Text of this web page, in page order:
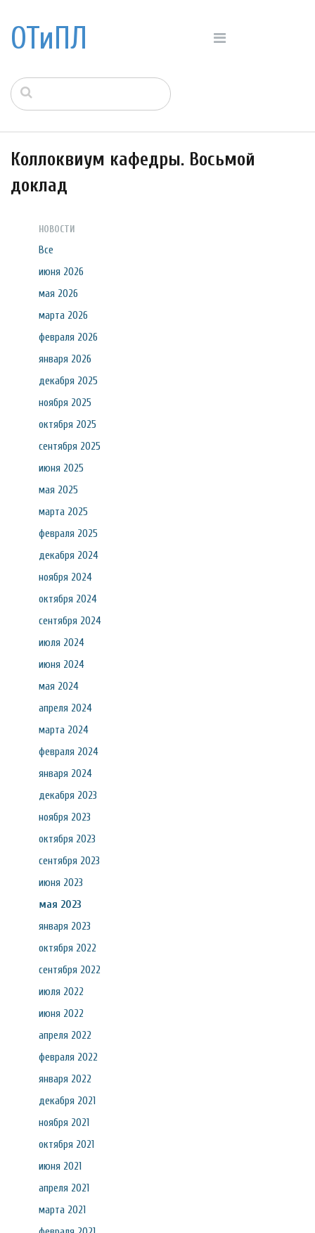
ОТиПЛ
Коллоквиум кафедры. Восьмой
доклад
НОВОСТИ
Все
июня 2026
мая 2026
марта 2026
февраля 2026
января 2026
декабря 2025
ноября 2025
октября 2025
сентября 2025
июня 2025
мая 2025
марта 2025
февраля 2025
декабря 2024
ноября 2024
октября 2024
сентября 2024
июля 2024
июня 2024
мая 2024
апреля 2024
марта 2024
февраля 2024
января 2024
декабря 2023
ноября 2023
октября 2023
сентября 2023
июня 2023
мая 2023
января 2023
октября 2022
сентября 2022
июля 2022
июня 2022
апреля 2022
февраля 2022
января 2022
декабря 2021
ноября 2021
октября 2021
июня 2021
апреля 2021
марта 2021